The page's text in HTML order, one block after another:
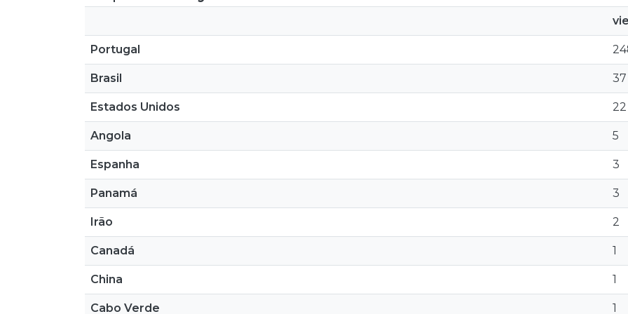
Portugal
Brasil 37
Estados Unidos 22
Angola 5
Espanha 3
Panamá 3
Irão 2
Canadá 1
China 1
Cabo Verde 1